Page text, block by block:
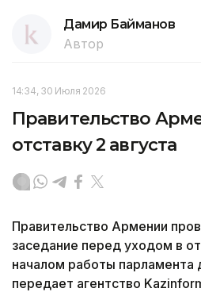
Дамир Байманов
Автор
14:34, 30 Июля 2026
Правительство
отставку 2 августа
Правительство Армении
заседание перед уходом в
началом работы парламента
передает агентство